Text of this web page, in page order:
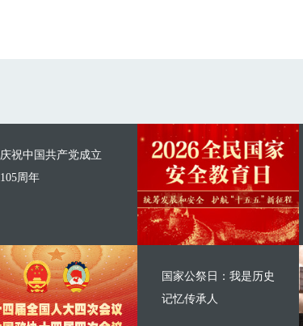
庆祝中国共产党成立
105周年
国家公祭日：我是历史
记忆传承人